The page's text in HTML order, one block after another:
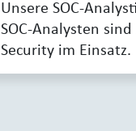
Unsere SOC-
SOC-Analysten
Security im Einsatz.